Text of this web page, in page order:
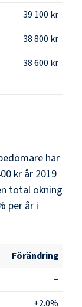
39 100 kr
38 800 kr
38 600 kr
har
kr år 2019
total ökning
per år i
Förändring
–
+2.0%